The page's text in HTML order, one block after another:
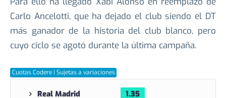
en esta oportunidad: volver a la gloria europea.
Para ello ha llegado Xabi Alonso en reemplazo de
Carlo Ancelotti, que ha dejado el club siendo el DT
más ganador de la historia del club blanco, pero
Cuotas Codere | Sujetas a variaciones